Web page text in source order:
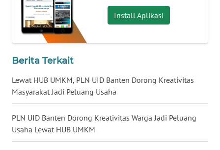
Install Aplikasi
Berita Terkait
Lewat HUB UMKM, PLN UID Banten Dorong Kreativitas
Masyarakat Jadi Peluang Usaha
PLN UID Banten Dorong Kreativitas Warga Jadi Peluang
Usaha Lewat HUB UMKM
WN
KALBAR
KALTENG
WN
KALTARA
WN
KALSEL